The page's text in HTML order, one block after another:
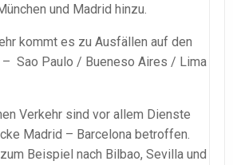
und Madrid hinzu.
kommt es zu Ausfällen auf den
Sao Paulo / Bueneso Aires / Lima
Verkehr sind vor allem Dienste
Madrid – Barcelona betroffen.
Beispiel nach Bilbao, Sevilla und